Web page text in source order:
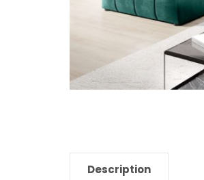
Description